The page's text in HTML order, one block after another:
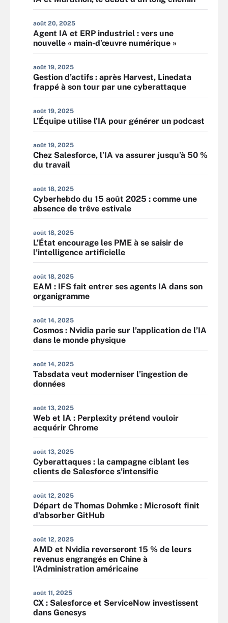
août 20, 2025
Agent IA et ERP industriel : vers une
nouvelle « main-d’œuvre numérique »
août 19, 2025
Gestion d’actifs : après Harvest, Linedata
frappé à son tour par une cyberattaque
août 19, 2025
L’Équipe utilise l'IA pour générer un podcast
août 19, 2025
Chez Salesforce, l’IA va assurer jusqu’à 50 %
du travail
août 18, 2025
Cyberhebdo du 15 août 2025 : comme une
absence de trêve estivale
août 18, 2025
L’État encourage les PME à se saisir de
l’intelligence artificielle
août 18, 2025
EAM : IFS fait entrer ses agents IA dans son
organigramme
août 14, 2025
Cosmos : Nvidia parie sur l’application de l’IA
dans le monde physique
août 14, 2025
Tabsdata veut moderniser l’ingestion de
données
août 13, 2025
Web et IA : Perplexity prétend vouloir
acquérir Chrome
août 13, 2025
Cyberattaques : la campagne ciblant les
clients de Salesforce s’intensifie
août 12, 2025
Départ de Thomas Dohmke : Microsoft finit
d'absorber GitHub
août 12, 2025
AMD et Nvidia reverseront 15 % de leurs
revenus engrangés en Chine à
l’Administration américaine
août 11, 2025
CX : Salesforce et ServiceNow investissent
dans Genesys